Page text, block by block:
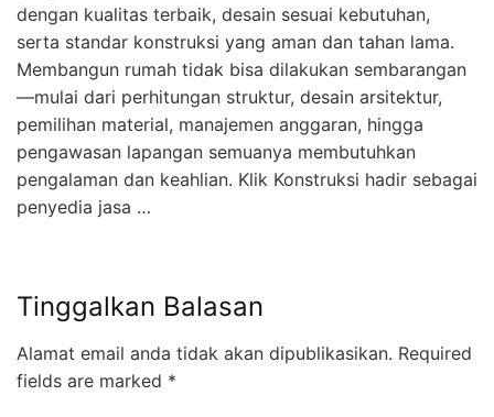
dengan kualitas terbaik, desain sesuai kebutuhan,
serta standar konstruksi yang aman dan tahan lama.
Membangun rumah tidak bisa dilakukan sembarangan
—mulai dari perhitungan struktur, desain arsitektur,
pemilihan material, manajemen anggaran, hingga
pengawasan lapangan semuanya membutuhkan
pengalaman dan keahlian. Klik Konstruksi hadir sebagai
penyedia jasa …
Tinggalkan Balasan
Alamat email anda tidak akan dipublikasikan. Required
fields are marked *